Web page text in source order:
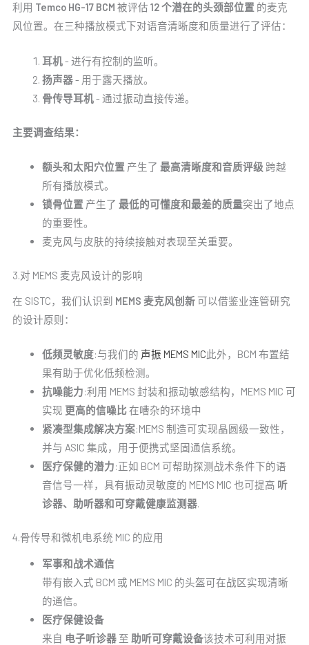
利用 Temco HG-17 BCM 被评估 12 个潜在的头颈部位置 的麦克
风位置。在三种播放模式下对语音清晰度和质量进行了评估：
耳机- 进行有控制的监听。
扬声器- 用于露天播放。
骨传导耳机- 通过振动直接传递。
主要调查结果：
额头和太阳穴位置 产生了最高清晰度和音质评级 跨越
所有播放模式。
锁骨位置 产生了最低的可懂度和最差的质量突出了地点
的重要性。
麦克风与皮肤的持续接触对表现至关重要。
3.对 MEMS 麦克风设计的影响
在 SISTC，我们认识到 MEMS 麦克风创新可以借鉴业连管研究
的设计原则：
低频灵敏度:与我们的 声振 MEMS MIC此外，BCM 布置结
果有助于优化低频检测。
抗噪能力:利用 MEMS 封装和振动敏感结构，MEMS MIC 可
实现 更高的信噪比在嘈杂的环境中
紧凑型集成解决方案:MEMS 制造可实现晶圆级一致性，
并与 ASIC 集成，用于便携式坚固通信系统。
医疗保健的潜力:正如 BCM 可帮助探测战术条件下的语
音信号一样，具有振动灵敏度的 MEMS MIC 也可提高 听
诊器、助听器和可穿戴健康监测器.
4.骨传导和微机电系统 MIC 的应用
军事和战术通信
带有嵌入式 BCM 或 MEMS MIC 的头盔可在战区实现清晰
的通信。
医疗保健设备
来自 电子听诊器 至 助听可穿戴设备该技术可利用对振